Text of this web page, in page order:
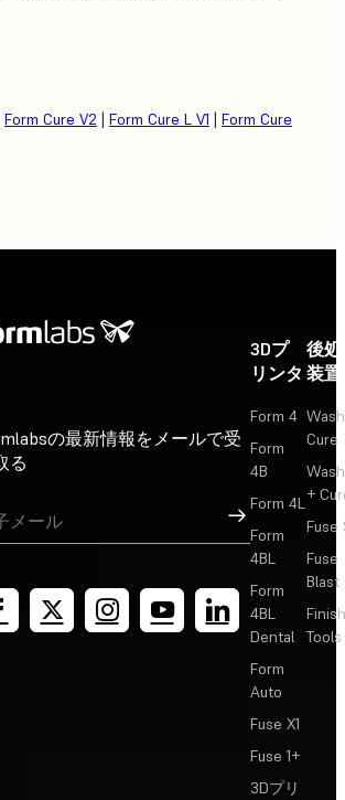
Form Cure V2 Form Cure L V1
Form Cure
の最新情報をメールで受
る
サインアップ
3Dプ
リンタ
Form 4
Form
4B
Form 4L
Form
4BL
Form
4BL
Dental
Form
Auto
Fuse X1
Fuse 1+
3Dプリ
後
装置
Cure
+
Fuse
Fuse
Blast
Tools